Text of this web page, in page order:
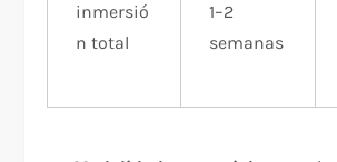
inmersió
n total
1–2
semanas